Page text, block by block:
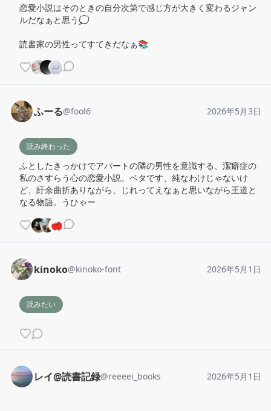
恋愛小説はそのときの自分次第で感じ方が大きく変わるジャン
ルだなぁと思う💭
読書家の男性ってすてきだなぁ📚
ふーる@fool6 2026年5月3日
読み終わった
ふとしたきっかけでアパートの隣の男性を意識する、潔癖症の
私のさすらう心の恋愛小説。ベタです、純なわけじゃないけ
ど、紆余曲折ありながら、じれってえなぁと思いながら王道と
なる物語。うひゃー
kinoko@kinoko-font 2026年5月1日
読みたい
レイ@読書記録@reeeei_books 2026年5月1日